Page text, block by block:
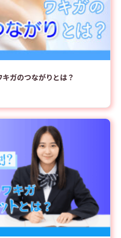
ガのつながりとは？